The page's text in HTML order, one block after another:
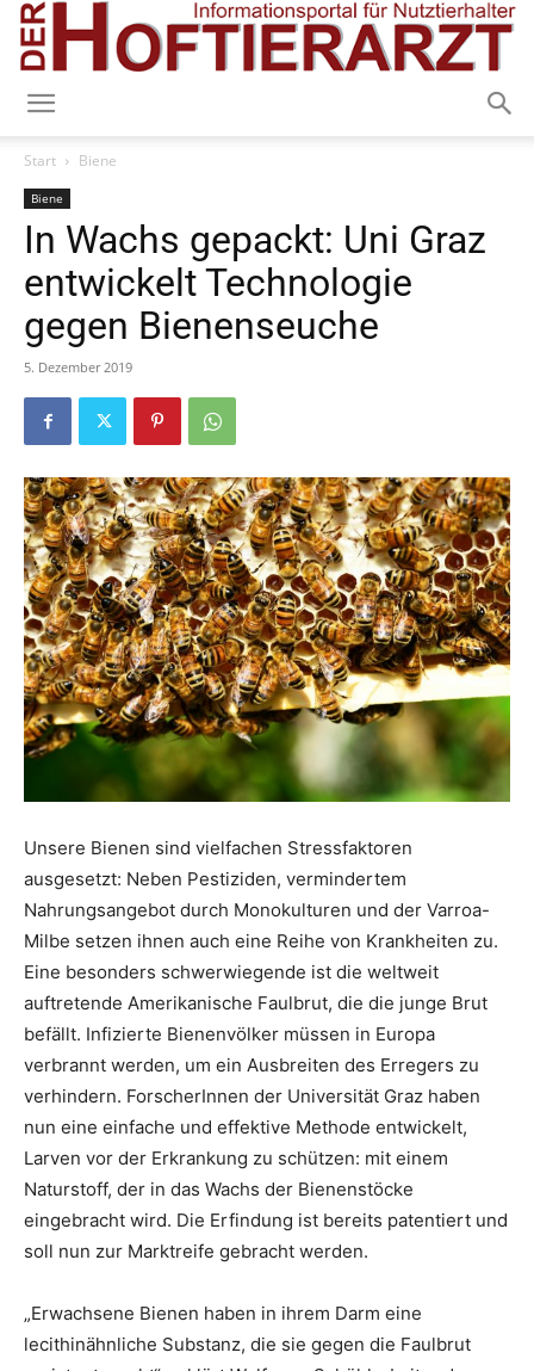
Start Biene
Biene
In Wachs gepackt: Uni Graz
entwickelt Technologie
gegen Bienenseuche
5. Dezember 2019
Unsere Bienen sind vielfachen Stressfaktoren
ausgesetzt: Neben Pestiziden, vermindertem
Nahrungsangebot durch Monokulturen und der Varroa-
Milbe setzen ihnen auch eine Reihe von Krankheiten zu.
Eine besonders schwerwiegende ist die weltweit
auftretende Amerikanische Faulbrut, die die junge Brut
befällt. Infizierte Bienenvölker müssen in Europa
verbrannt werden, um ein Ausbreiten des Erregers zu
verhindern. ForscherInnen der Universität Graz haben
nun eine einfache und effektive Methode entwickelt,
Larven vor der Erkrankung zu schützen: mit einem
Naturstoff, der in das Wachs der Bienenstöcke
eingebracht wird. Die Erfindung ist bereits patentiert und
soll nun zur Marktreife gebracht werden.
„Erwachsene Bienen haben in ihrem Darm eine
lecithinähnliche Substanz, die sie gegen die Faulbrut